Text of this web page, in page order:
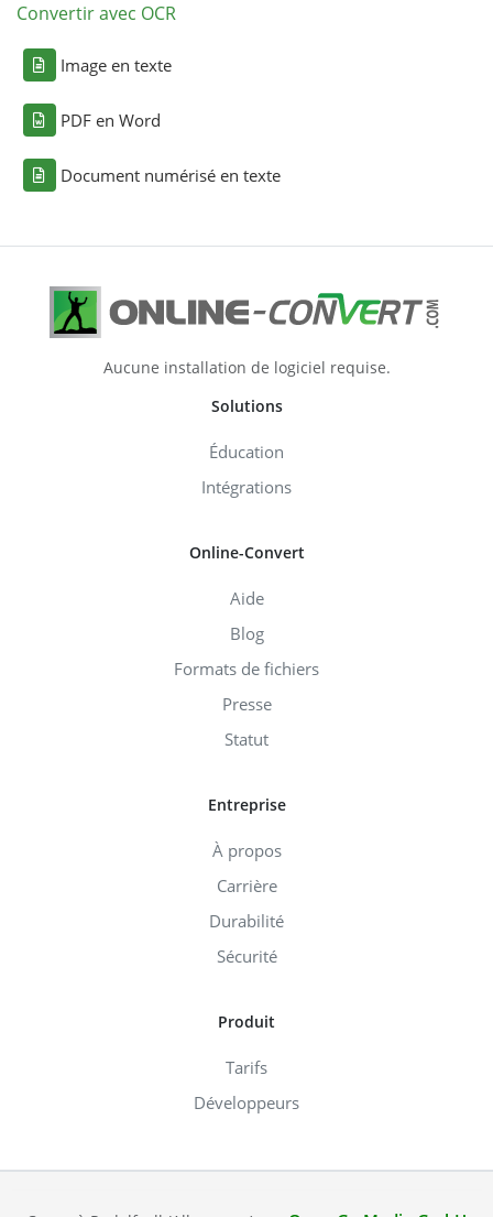
Convertir avec OCR
Image en texte
PDF en Word
Document numérisé en texte
Aucune installation de logiciel requise.
Solutions
Éducation
Intégrations
Online-Convert
Aide
Blog
Formats de fichiers
Presse
Statut
Entreprise
À propos
Carrière
Durabilité
Sécurité
Produit
Tarifs
Développeurs